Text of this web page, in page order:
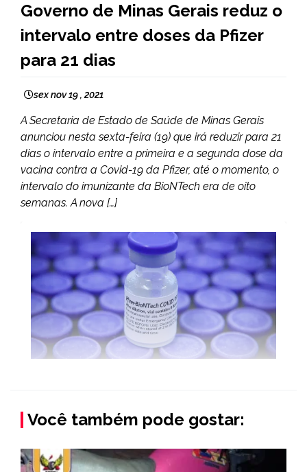
GERAIS
NOTÍCIAS
Governo de Minas Gerais reduz o
intervalo entre doses da Pfizer
para 21 dias
sex nov 19 , 2021
A Secretaria de Estado de Saúde de Minas Gerais
anunciou nesta sexta-feira (19) que irá reduzir para 21
dias o intervalo entre a primeira e a segunda dose da
vacina contra a Covid-19 da Pfizer, até o momento, o
intervalo do imunizante da BioNTech era de oito
semanas. A nova […]
Você também pode gostar: